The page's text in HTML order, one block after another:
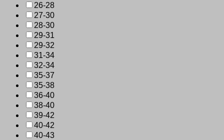
26-28
27-30
28-30
29-31
29-32
31-34
32-34
35-37
35-38
36-40
38-40
39-42
40-42
40-43